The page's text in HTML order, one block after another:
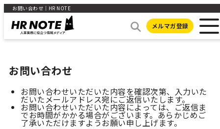
お問い合わせ｜HR NOTE
メルマガ登録
お問い合わせ
お問い合わせいただいた内容を確認次第、入力いた
だいたメールアドレス宛にご返信いたします。
お問い合わせいただいた内容によっては、ご返信ま
でお時間がかかる場合がございます。あらかじめご
了承いただけますようお願い申し上げます。